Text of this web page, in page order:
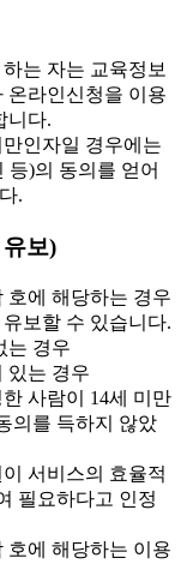
는 자는 교육정보
온라인신청을 이용
니다.
인자일 경우에는
등)의 동의를 얻어
.
보)
에 해당하는 경우
보할 수 있습니다.
는 경우
있는 경우
사람이 14세 미만
의를 득하지 않았
서비스의 효율적
필요하다고 인정
에 해당하는 이용